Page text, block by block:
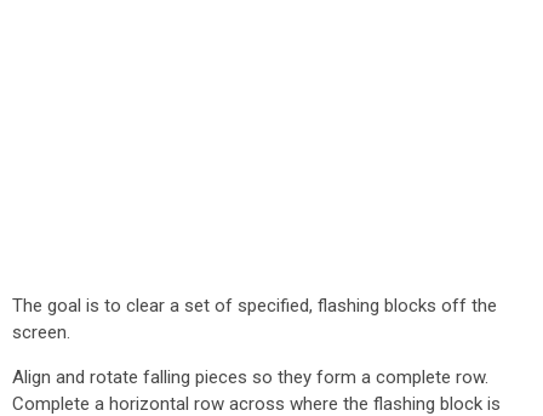
The goal is to clear a set of specified, flashing blocks off the
screen.
Align and rotate falling pieces so they form a complete row.
Complete a horizontal row across where the flashing block is